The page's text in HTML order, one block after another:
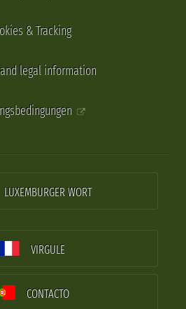
& Tracking
legal information
LUXEMBURGER WORT
VIRGULE
CONTACTO